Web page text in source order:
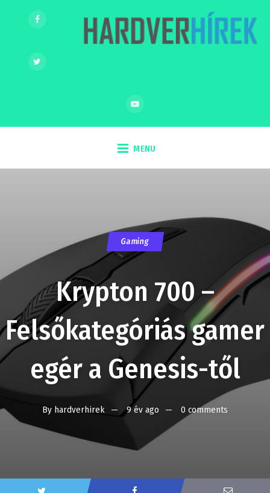
MENU
Gaming
Krypton 700 –
Felsőkategóriás gamer
egér a Genesis-től
By hardverhirek 9 év ago 0 comments